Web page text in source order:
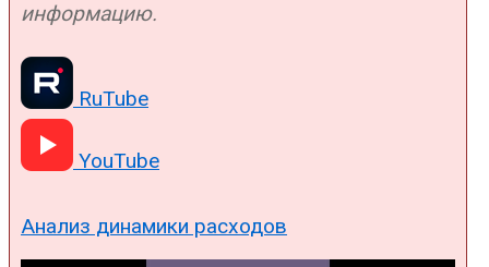
информацию.
RuTube
YouTube
Анализ динамики расходов